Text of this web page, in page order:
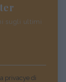
sugli ultimi
privacye di